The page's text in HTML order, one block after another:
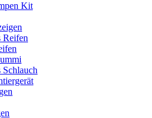
Kit
Reifen
Schlauch